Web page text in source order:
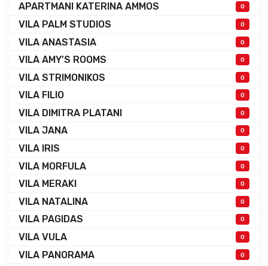
APARTMANI KATERINA AMMOS 0
VILA PALM STUDIOS 0
VILA ANASTASIA 0
VILA AMY'S ROOMS 0
VILA STRIMONIKOS 0
VILA FILIO 0
VILA DIMITRA PLATANI 0
VILA JANA 0
VILA IRIS 0
VILA MORFULA 0
VILA MERAKI 0
VILA NATALINA 0
VILA PAGIDAS 0
VILA VULA 0
VILA PANORAMA 0